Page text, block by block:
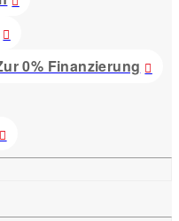
0% Finanzierung